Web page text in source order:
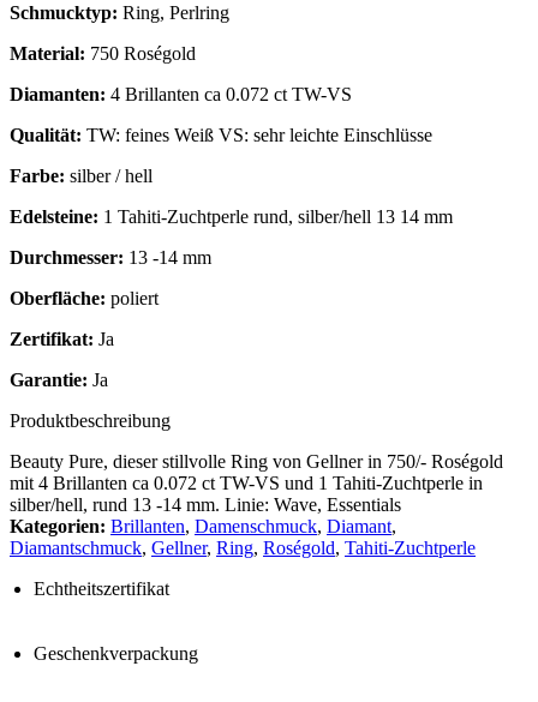
Schmucktyp: Ring, Perlring
Material: 750 Roségold
Diamanten: 4 Brillanten ca 0.072 ct TW-VS
Qualität: TW: feines Weiß VS: sehr leichte Einschlüsse
Farbe: silber / hell
Edelsteine: 1 Tahiti-Zuchtperle rund, silber/hell 13 14 mm
Durchmesser: 13 -14 mm
Oberfläche: poliert
Zertifikat: Ja
Garantie: Ja
Produktbeschreibung
Beauty Pure, dieser stillvolle Ring von Gellner in 750/- Roségold
mit 4 Brillanten ca 0.072 ct TW-VS und 1 Tahiti-Zuchtperle in
silber/hell, rund 13 -14 mm. Linie: Wave, Essentials
Kategorien: Brillanten, Damenschmuck, Diamant,
Diamantschmuck, Gellner, Ring, Roségold, Tahiti-Zuchtperle
Echtheitszertifikat
Geschenkverpackung